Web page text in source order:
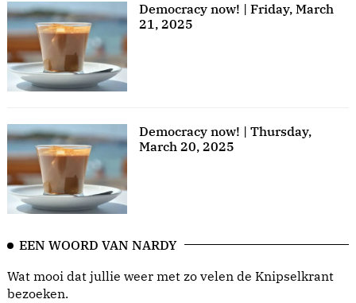
Democracy now! | Friday, March
21, 2025
Democracy now! | Thursday,
March 20, 2025
EEN WOORD VAN NARDY
Wat mooi dat jullie weer met zo velen de Knipselkrant
bezoeken.